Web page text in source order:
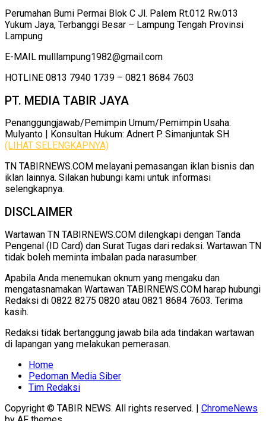
Perumahan Bumi Permai Blok C Jl. Palem Rt.012 Rw.013
Yukum Jaya, Terbanggi Besar – Lampung Tengah Provinsi
Lampung
E-MAIL mulllampung1982@gmail.com
HOTLINE 0813 7940 1739 – 0821 8684 7603
PT. MEDIA TABIR JAYA
Penanggungjawab/Pemimpin Umum/Pemimpin Usaha:
Mulyanto | Konsultan Hukum: Adnert P. Simanjuntak SH
(LIHAT SELENGKAPNYA)
TN TABIRNEWS.COM melayani pemasangan iklan bisnis dan
iklan lainnya. Silakan hubungi kami untuk informasi
selengkapnya.
DISCLAIMER
Wartawan TN TABIRNEWS.COM dilengkapi dengan Tanda
Pengenal (ID Card) dan Surat Tugas dari redaksi. Wartawan TN
tidak boleh meminta imbalan pada narasumber.
Apabila Anda menemukan oknum yang mengaku dan
mengatasnamakan Wartawan TABIRNEWS.COM harap hubungi
Redaksi di 0822 8275 0820 atau 0821 8684 7603. Terima
kasih.
Redaksi tidak bertanggung jawab bila ada tindakan wartawan
di lapangan yang melakukan pemerasan.
Home
Pedoman Media Siber
Tim Redaksi
Copyright © TABIR NEWS. All rights reserved. | ChromeNews